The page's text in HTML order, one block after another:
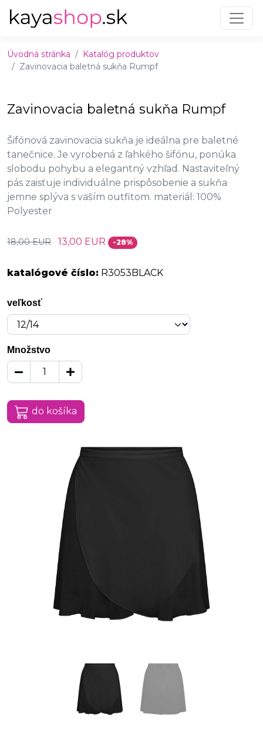
Úvodná stránka
Katalóg produktov
Zavinovacia baletná sukňa Rumpf
Zavinovacia baletná sukňa Rumpf
Šifónová zavinovacia sukňa je ideálna pre baletné
tanečnice. Je vyrobená z ľahkého šifónu, ponúka
slobodu pohybu a elegantný vzhľad. Nastaviteľný
pás zaisťuje individuálne prispôsobenie a sukňa
jemne splýva s vaším outfitom. materiál: 100%
Polyester
18,00 EUR 13,00 EUR -28%
katalógové číslo: R3053BLACK
veľkosť
Množstvo
do košíka